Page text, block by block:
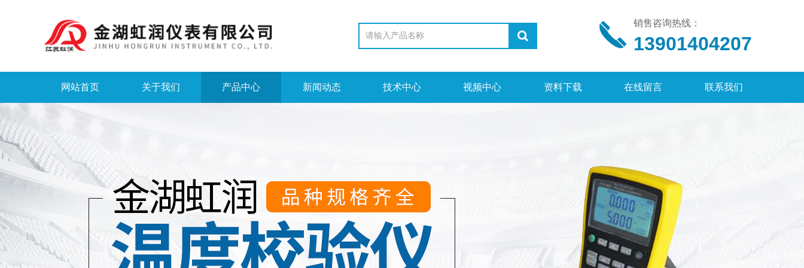
销售咨询热线：
13901404207
网站首页 关于我们 产品中心 新闻动态 技术中心 视频中心 资料下载 在线留言 联系我们